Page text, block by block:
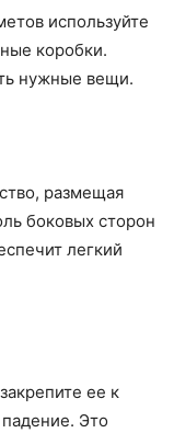
используйте
коробки.
нужные вещи.
размещая
боковых сторон
легкий
ее к
Это